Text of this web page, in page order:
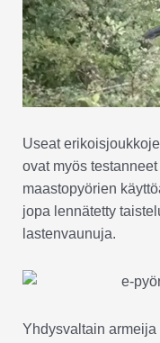
Useat
ovat myös
maastopyörien
jopa lennätetty
lastenvaunuja.
Yhdysvaltain